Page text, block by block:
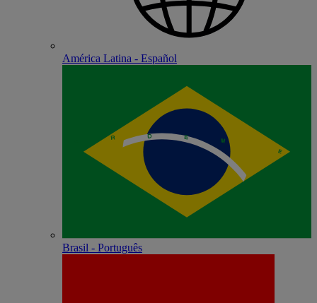
América Latina - Español
Brasil - Português